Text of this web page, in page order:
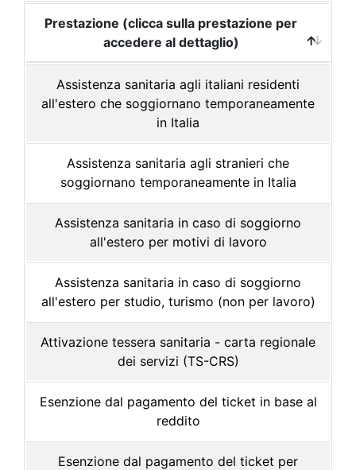
Prestazione (clicca sulla prestazione per
accedere al dettaglio)
Assistenza sanitaria agli italiani residenti
all'estero che soggiornano temporaneamente
in Italia
Assistenza sanitaria agli stranieri che
soggiornano temporaneamente in Italia
Assistenza sanitaria in caso di soggiorno
all'estero per motivi di lavoro
Assistenza sanitaria in caso di soggiorno
all'estero per studio, turismo (non per lavoro)
Attivazione tessera sanitaria - carta regionale
dei servizi (TS-CRS)
Esenzione dal pagamento del ticket in base al
reddito
Esenzione dal pagamento del ticket per